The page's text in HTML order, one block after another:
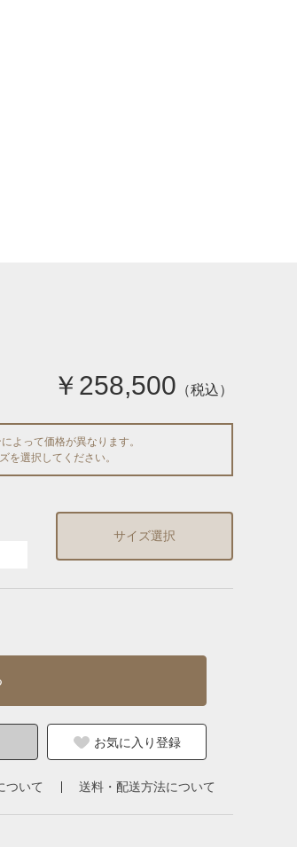
￥258,500 （税込）
よって価格が異なります。
を選択してください。
サイズ選択
お気に入り登録
ついて 送料・配送方法について